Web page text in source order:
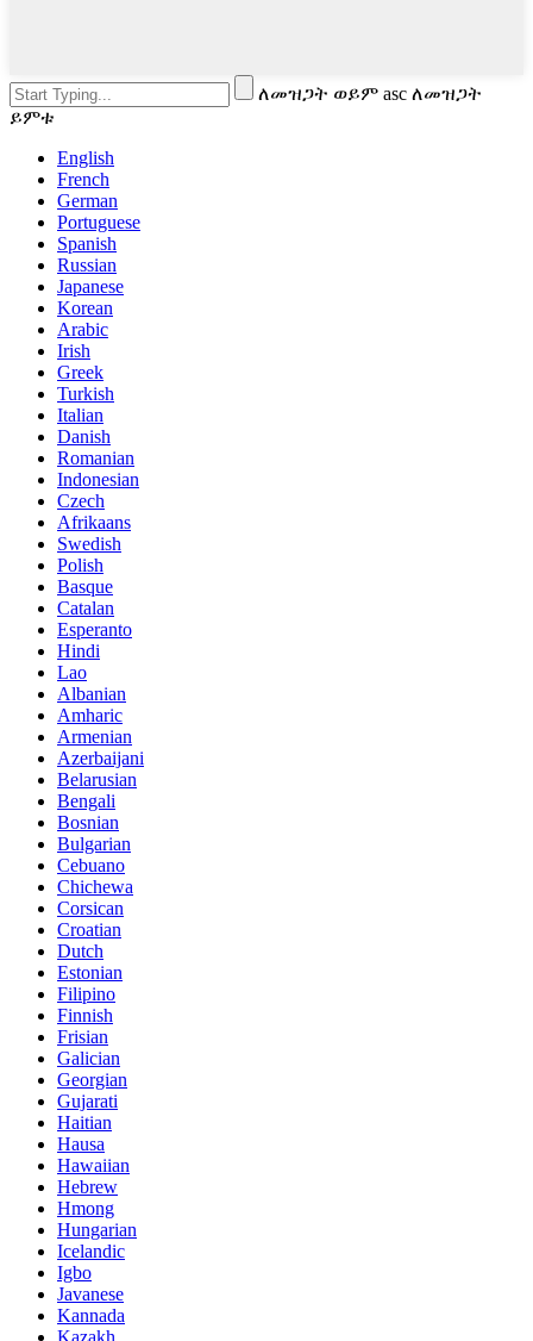
ለመዝጋት ወይም asc ለመዝጋት
ይምቱ
English
French
German
Portuguese
Spanish
Russian
Japanese
Korean
Arabic
Irish
Greek
Turkish
Italian
Danish
Romanian
Indonesian
Czech
Afrikaans
Swedish
Polish
Basque
Catalan
Esperanto
Hindi
Lao
Albanian
Amharic
Armenian
Azerbaijani
Belarusian
Bengali
Bosnian
Bulgarian
Cebuano
Chichewa
Corsican
Croatian
Dutch
Estonian
Filipino
Finnish
Frisian
Galician
Georgian
Gujarati
Haitian
Hausa
Hawaiian
Hebrew
Hmong
Hungarian
Icelandic
Igbo
Javanese
Kannada